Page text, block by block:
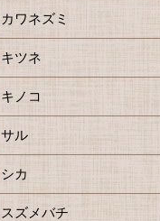
カワネズミ
キツネ
キノコ
サル
シカ
スズメバチ